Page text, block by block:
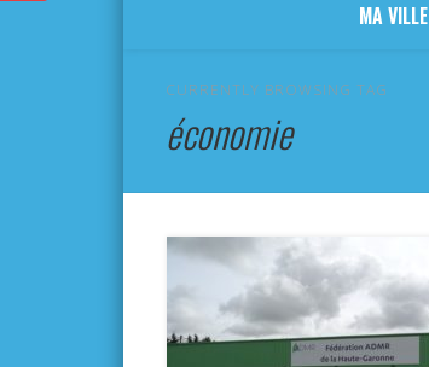
MA VILLE
CURRENTLY BROWSING TAG
économie